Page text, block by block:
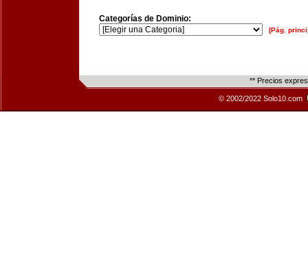
Categorías de Dominio:
[Pág.
** Precios
© 2002/2022 Solo10.com